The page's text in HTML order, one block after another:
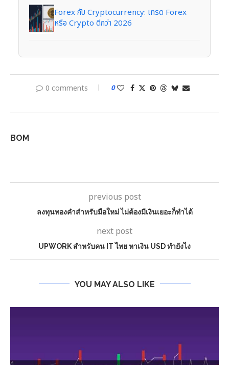
Forex กับ Cryptocurrency: เทรด Forex
หรือ Crypto ดีกว่า 2026
0 comments 0
BOM
previous post
ลงทุนทองคำสำหรับมือใหม่ ไม่ต้องมีเงินเยอะก็ทำได้
next post
UPWORK สำหรับคน IT ไทย หาเงิน USD ทำยังไง
YOU MAY ALSO LIKE